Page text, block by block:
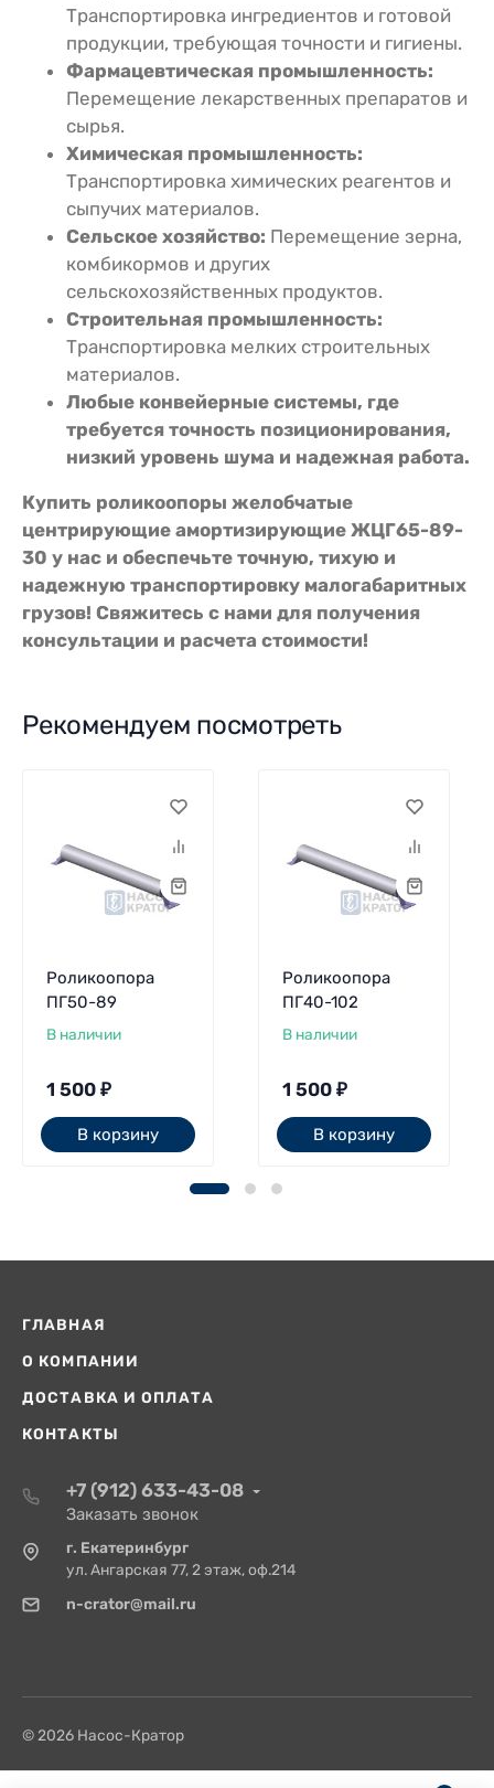
Транспортировка ингредиентов и готовой
продукции, требующая точности и гигиены.
Фармацевтическая промышленность:
Перемещение лекарственных препаратов и
сырья.
Химическая промышленность:
Транспортировка химических реагентов и
сыпучих материалов.
Сельское хозяйство: Перемещение зерна,
комбикормов и других
сельскохозяйственных продуктов.
Строительная промышленность:
Транспортировка мелких строительных
материалов.
Любые конвейерные системы, где
требуется точность позиционирования,
низкий уровень шума и надежная работа.
Купить роликоопоры желобчатые
центрирующие амортизирующие ЖЦГ65-89-
30 у нас и обеспечьте точную, тихую и
надежную транспортировку малогабаритных
грузов! Свяжитесь с нами для получения
консультации и расчета стоимости!
Рекомендуем посмотреть
Роликоопора
ПГ50-89
В наличии
1 500 ₽
В корзину
Роликоопора
ПГ40-102
В наличии
1 500 ₽
В корзину
ГЛАВНАЯ
О КОМПАНИИ
ДОСТАВКА И ОПЛАТА
КОНТАКТЫ
+7 (912) 633-43-08
Заказать звонок
г. Екатеринбург
ул. Ангарская 77, 2 этаж, оф.214
n-crator@mail.ru
© 2026 Насос-Кратор